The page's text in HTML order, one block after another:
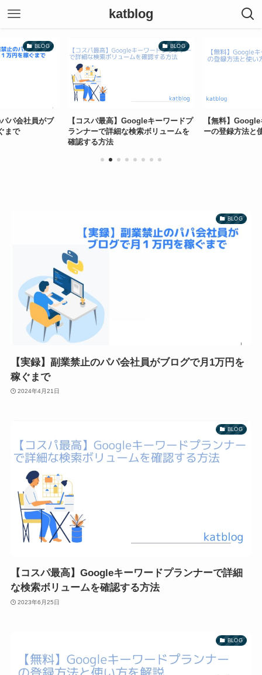
katblog
BLOG
パ会社員がブ
まで
BLOG
【コスパ最高】Googleキーワードプ
ランナーで詳細な検索ボリュームを
確認する方法
【無料】
ーの登録方法と
BLOG
【実録】副業禁止のパパ会社員がブログで月1万円を
稼ぐまで
2024年4月21日
BLOG
【コスパ最高】Googleキーワードプランナーで詳細
な検索ボリュームを確認する方法
2023年6月25日
BLOG